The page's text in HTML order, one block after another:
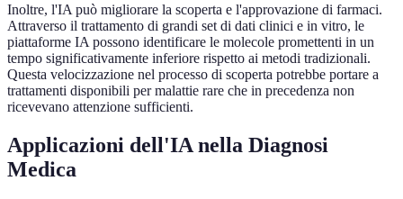
Inoltre, l'IA può migliorare la scoperta e l'approvazione di farmaci.
Attraverso il trattamento di grandi set di dati clinici e in vitro, le
piattaforme IA possono identificare le molecole promettenti in un
tempo significativamente inferiore rispetto ai metodi tradizionali.
Questa velocizzazione nel processo di scoperta potrebbe portare a
trattamenti disponibili per malattie rare che in precedenza non
ricevevano attenzione sufficienti.
Applicazioni dell'IA nella Diagnosi
Medica